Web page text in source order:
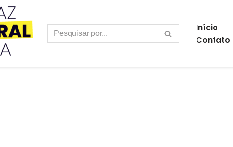
Início
Contato